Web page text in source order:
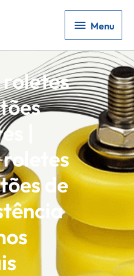
Menu
Menu
roletes
|
roletes
de